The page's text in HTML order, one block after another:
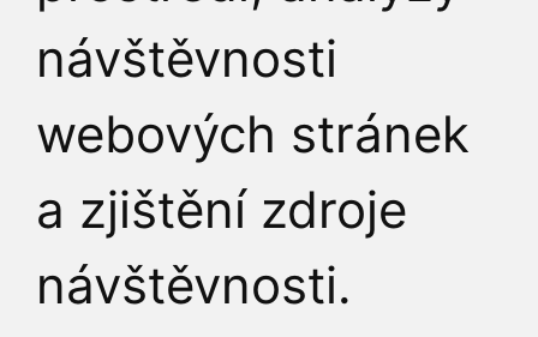
návštěvnosti
webových stránek
a zjištění zdroje
návštěvnosti.